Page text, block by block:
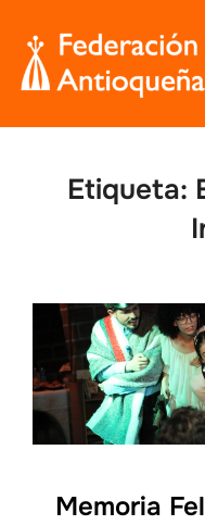
contenido
Etiqueta:
Memoria